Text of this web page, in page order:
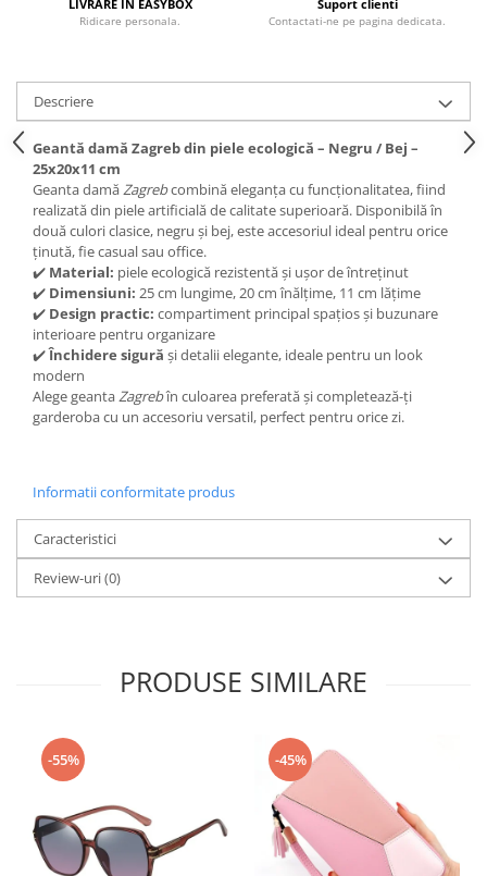
LIVRARE IN EASYBOX
Ridicare personala.
Suport clienti
Contactati-ne pe pagina dedicata.
Descriere
Geantă damă Zagreb din piele ecologică – Negru / Bej –
25x20x11 cm
Geanta damăZagrebcombină eleganța cu funcționalitatea, fiind
realizată din piele artificială de calitate superioară. Disponibilă în
două culori clasice, negru și bej, este accesoriul ideal pentru orice
ținută, fie casual sau office.
✔️ Material: piele ecologică rezistentă și ușor de întreținut
✔️ Dimensiuni: 25 cm lungime, 20 cm înălțime, 11 cm lățime
✔️ Design practic: compartiment principal spațios și buzunare
interioare pentru organizare
✔️Închidere sigură și detalii elegante, ideale pentru un look
modern
Alege geantaZagrebîn culoarea preferată și completează-ți
garderoba cu un accesoriu versatil, perfect pentru orice zi.
Informatii conformitate produs
Caracteristici
Review-uri(0)
PRODUSE SIMILARE
-55% -45%